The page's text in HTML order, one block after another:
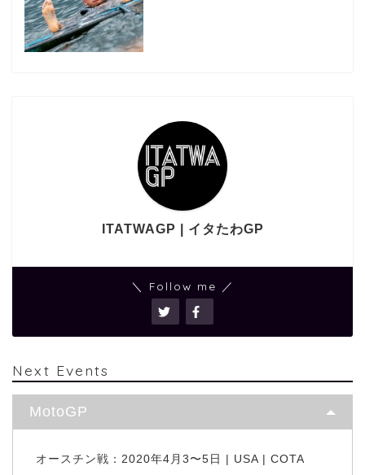
ITATWAGP | イタたわGP
＼ Follow me ／
Next Events
MotoGP
オースチン戦：2020年4月3〜5日 | USA | COTA